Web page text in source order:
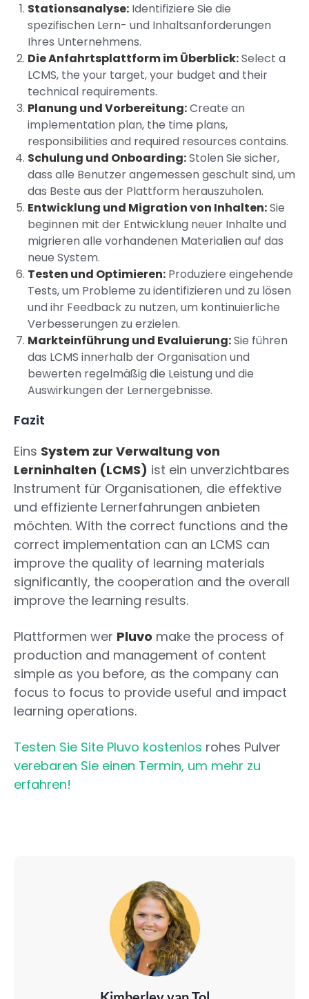
Stationsanalyse: Identifiziere Sie die
spezifischen Lern- und Inhaltsanforderungen
Ihres Unternehmens.
Die Anfahrtsplattform im Überblick:Select a
LCMS, the your target, your budget and their
technical requirements.
Planung und Vorbereitung:Create an
implementation plan, the time plans,
responsibilities and required resources contains.
Schulung und Onboarding:Stolen Sie sicher,
dass alle Benutzer angemessen geschult sind, um
das Beste aus der Plattform herauszuholen.
Entwicklung und Migration von Inhalten:Sie
beginnen mit der Entwicklung neuer Inhalte und
migrieren alle vorhandenen Materialien auf das
neue System.
Testen und Optimieren: Produziere eingehende
Tests, um Probleme zu identifizieren und zu lösen
und ihr Feedback zu nutzen, um kontinuierliche
Verbesserungen zu erzielen.
Markteinführung und Evaluierung:Sie führen
das LCMS innerhalb der Organisation und
bewerten regelmäßig die Leistung und die
Auswirkungen der Lernergebnisse.
Fazit
Eins System zur Verwaltung von
Lerninhalten (LCMS) ist ein unverzichtbares
Instrument für Organisationen, die effektive
und effiziente Lernerfahrungen anbieten
möchten. With the correct functions and the
correct implementation can an LCMS can
improve the quality of learning materials
significantly, the cooperation and the overall
improve the learning results.
Plattformen wer Pluvo make the process of
production and management of content
simple as you before, as the company can
focus to focus to provide useful and impact
learning operations.
Testen Sie Site Pluvo kostenlos rohes Pulver
verebaren Sie einen Termin, um mehr zu
erfahren!